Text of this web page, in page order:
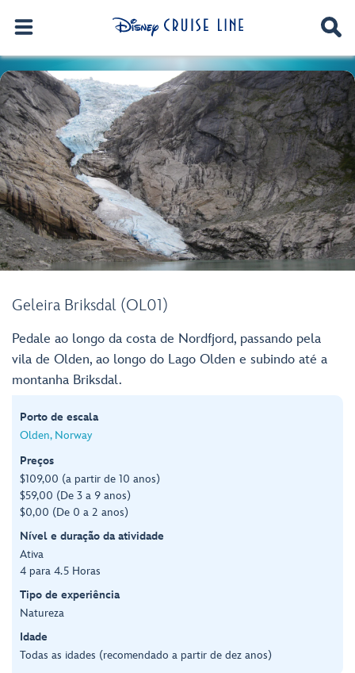
Geleira Briksdal (OL01)
Pedale ao longo da costa de Nordfjord, passando pela
vila de Olden, ao longo do Lago Olden e subindo até a
montanha Briksdal.
Porto de escala
Olden, Norway
Preços
$109,00 (a partir de 10 anos)
$59,00 (De 3 a 9 anos)
$0,00 (De 0 a 2 anos)
Nível e duração da atividade
Ativa
4 para 4.5 Horas
Tipo de experiência
Natureza
Idade
Todas as idades (recomendado a partir de dez anos)